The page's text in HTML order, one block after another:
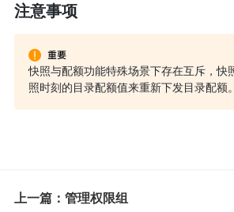
注意事项
快照与配额功能特殊场景下存在互斥，快
照时刻的目录配额值来重新下发目录配额。
上一篇：管理权限组